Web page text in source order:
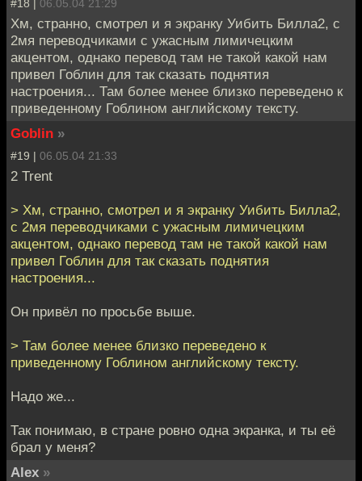
#18 | 06.05.04 21:29
Хм, странно, смотрел и я экранку Уибить Билла2, с
2мя переводчиками с ужасным лимичецким
акцентом, однако перевод там не такой какой нам
привел Гоблин для так сказать поднятия
настроения... Там более менее близко переведено к
приведенному Гоблином английскому тексту.
Goblin »
#19 | 06.05.04 21:33
2 Trent
> Хм, странно, смотрел и я экранку Уибить Билла2,
с 2мя переводчиками с ужасным лимичецким
акцентом, однако перевод там не такой какой нам
привел Гоблин для так сказать поднятия
настроения...
Он привёл по просьбе выше.
> Там более менее близко переведено к
приведенному Гоблином английскому тексту.
Надо же...
Так понимаю, в стране ровно одна экранка, и ты её
брал у меня?
Alex »